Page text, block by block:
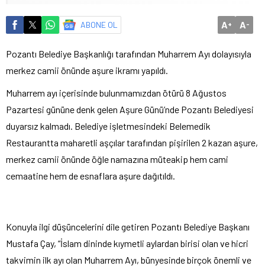
ABONE OL A+ A-
Pozantı Belediye Başkanlığı tarafından Muharrem Ayı dolayısıyla
merkez camii önünde aşure ikramı yapıldı.
Muharrem ayı içerisinde bulunmamızdan ötürü 8 Ağustos
Pazartesi gününe denk gelen Aşure Günü’nde Pozantı Belediyesi
duyarsız kalmadı. Belediye işletmesindeki Belemedik
Restaurantta maharetli aşçılar tarafından pişirilen 2 kazan aşure,
merkez camii önünde öğle namazına müteakip hem cami
cemaatine hem de esnaflara aşure dağıtıldı.
Konuyla ilgi düşüncelerini dile getiren Pozantı Belediye Başkanı
Mustafa Çay, “İslam dininde kıymetli aylardan birisi olan ve hicri
takvimin ilk ayı olan Muharrem Ayı, bünyesinde birçok önemli ve